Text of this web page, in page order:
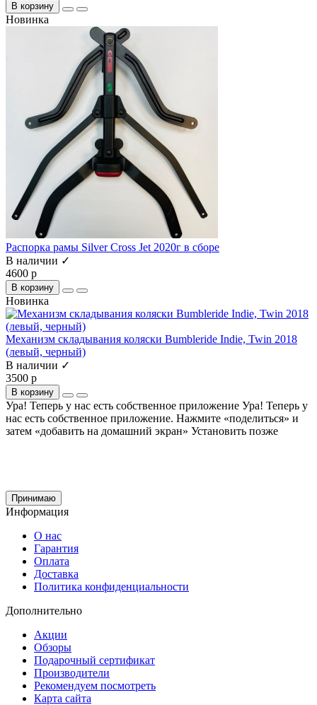
В корзину
Новинка
Распорка рамы Silver Cross Jet 2020г в сборе
В наличии ✓
4600 р
В корзину
Новинка
Механизм складывания коляски Bumbleride Indie, Twin 2018
(левый, черный)
В наличии ✓
3500 р
В корзину
Ура! Теперь у нас есть собственное приложение Ура! Теперь у
нас есть собственное приложение. Нажмите «поделиться» и
затем «добавить на домашний экран» Установить позже
Принимаю
Информация
О нас
Гарантия
Оплата
Доставка
Политика конфиденциальности
Дополнительно
Акции
Обзоры
Подарочный сертификат
Производители
Рекомендуем посмотреть
Карта сайта